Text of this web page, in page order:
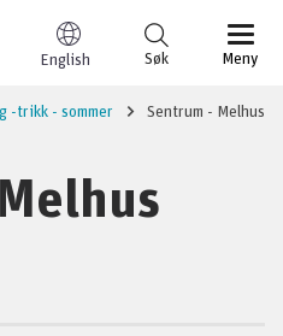
English Meny
Søk
-trikk - sommer Sentrum - Melhus